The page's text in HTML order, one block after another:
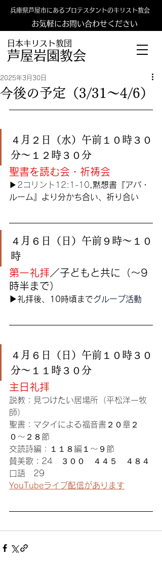
日本キリスト教団
​​芦屋岩園教会
兵庫県芦屋市にあるプロテスタントのキリスト教会
お気軽にお問い合わせください
今後の予定（3/31〜4/6）
2025年3月30日
４月２日（水）午前１０時３０
分〜１２時３０分
聖書を読む会・祈祷会
▶︎ 2コリント12:1-10 ,黙想書『アパ・
ルーム』より分かち合い、祈り合い
４月６日（日）午前９時〜１０
時
第一礼拝 ／子どもと共に（〜9
時半まで）
▶︎礼拝後、10時頃までグループ活動
４月６日（日）午前１０時３０
分〜１１時３０分
主日礼拝
説教：見つけたい居場所（平松洋一牧
師）
聖書：マタイによる福音書２０章２
０〜２８節
交読詩編：
１１８編１〜９節
賛美歌：24
３００　４４５　４８４
口語 29
YouTubeライブ配信があります